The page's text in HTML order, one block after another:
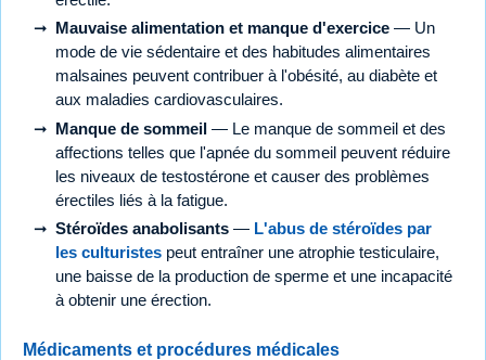
Mauvaise alimentation et manque d'exercice — Un
mode de vie sédentaire et des habitudes alimentaires
malsaines peuvent contribuer à l'obésité, au diabète et
aux maladies cardiovasculaires.
Manque de sommeil — Le manque de sommeil et des
affections telles que l'apnée du sommeil peuvent réduire
les niveaux de testostérone et causer des problèmes
érectiles liés à la fatigue.
Stéroïdes anabolisants — L'abus de stéroïdes par
les culturistes peut entraîner une atrophie testiculaire,
une baisse de la production de sperme et une incapacité
à obtenir une érection.
Médicaments et procédures médicales